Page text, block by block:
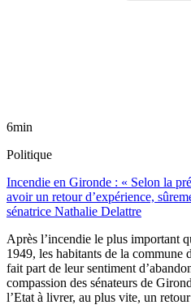
6min
Politique
Incendie en Gironde : « Selon la
avoir un retour d’expérience,
sénatrice Nathalie Delattre
Après l’incendie le plus important
1949, les habitants de la commune
fait part de leur sentiment
compassion des sénateurs de
l’Etat à livrer, au plus vite, un